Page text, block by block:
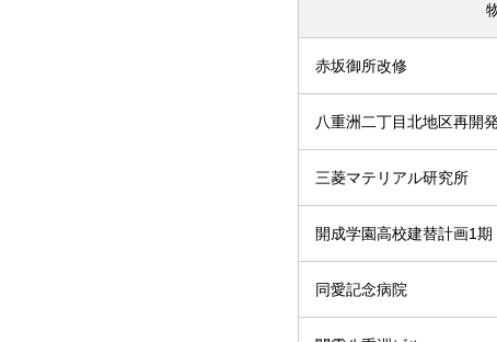
赤坂御所改修
八重洲二丁目北地区再開発
三菱マテリアル研究所
開成学園高校建替計画1期
同愛記念病院